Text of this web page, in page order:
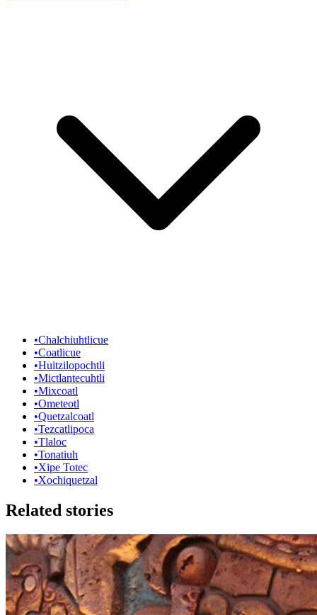
•Chalchiuhtlicue
•Coatlicue
•Huitzilopochtli
•Mictlantecuhtli
•Mixcoatl
•Ometeotl
•Quetzalcoatl
•Tezcatlipoca
•Tlaloc
•Tonatiuh
•Xipe Totec
•Xochiquetzal
Related stories